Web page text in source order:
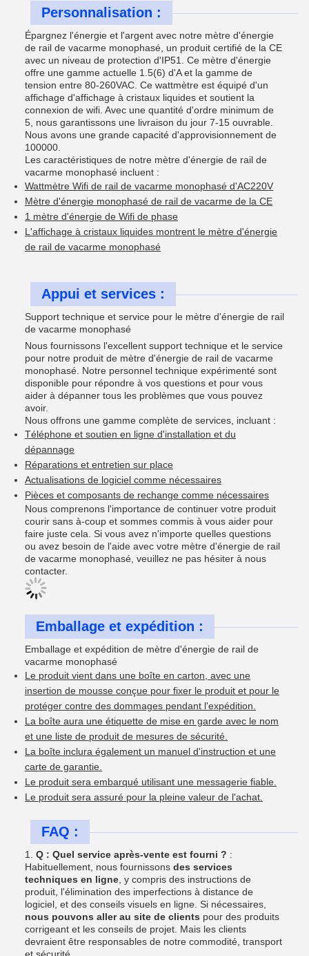
Personnalisation :
Épargnez l'énergie et l'argent avec notre mètre d'énergie
de rail de vacarme monophasé, un produit certifié de la CE
avec un niveau de protection d'IP51. Ce mètre d'énergie
offre une gamme actuelle 1.5(6) d'A et la gamme de
tension entre 80-260VAC. Ce wattmètre est équipé d'un
affichage d'affichage à cristaux liquides et soutient la
connexion de wifi. Avec une quantité d'ordre minimum de
5, nous garantissons une livraison du jour 7-15 ouvrable.
Nous avons une grande capacité d'approvisionnement de
100000.
Les caractéristiques de notre mètre d'énergie de rail de
vacarme monophasé incluent :
Wattmètre Wifi de rail de vacarme monophasé d'AC220V
Mètre d'énergie monophasé de rail de vacarme de la CE
1 mètre d'énergie de Wifi de phase
L'affichage à cristaux liquides montrent le mètre d'énergie
de rail de vacarme monophasé
Appui et services :
Support technique et service pour le mètre d'énergie de rail
de vacarme monophasé
Nous fournissons l'excellent support technique et le service
pour notre produit de mètre d'énergie de rail de vacarme
monophasé. Notre personnel technique expérimenté sont
disponible pour répondre à vos questions et pour vous
aider à dépanner tous les problèmes que vous pouvez
avoir.
Nous offrons une gamme complète de services, incluant :
Téléphone et soutien en ligne d'installation et du
dépannage
Réparations et entretien sur place
Actualisations de logiciel comme nécessaires
Pièces et composants de rechange comme nécessaires
Nous comprenons l'importance de continuer votre produit
courir sans à-coup et sommes commis à vous aider pour
faire juste cela. Si vous avez n'importe quelles questions
ou avez besoin de l'aide avec votre mètre d'énergie de rail
de vacarme monophasé, veuillez ne pas hésiter à nous
contacter.
Emballage et expédition :
Emballage et expédition de mètre d'énergie de rail de
vacarme monophasé
Le produit vient dans une boîte en carton, avec une
insertion de mousse conçue pour fixer le produit et pour le
protéger contre des dommages pendant l'expédition.
La boîte aura une étiquette de mise en garde avec le nom
et une liste de produit de mesures de sécurité.
La boîte inclura également un manuel d'instruction et une
carte de garantie.
Le produit sera embarqué utilisant une messagerie fiable.
Le produit sera assuré pour la pleine valeur de l'achat.
FAQ :
1. Q : Quel service après-vente est fourni ? :
Habituellement, nous fournissons des services
techniques en ligne , y compris des instructions de
produit, l'élimination des imperfections à distance de
logiciel, et des conseils visuels en ligne. Si nécessaires,
nous pouvons aller au site de clients pour des produits
corrigeant et les conseils de projet. Mais les clients
devraient être responsables de notre commodité, transport